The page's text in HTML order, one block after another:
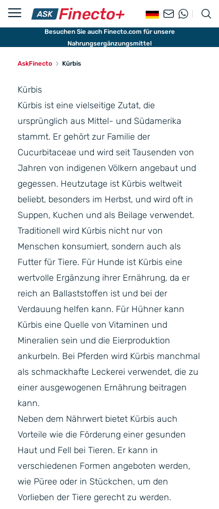
Besuchen Sie auch Finecto.com für unsere
Nahrungsergänzungsmittel
AskFinecto Kürbis
Kürbis
Kürbis ist eine vielseitige Zutat, die
ursprünglich aus Mittel- und Südamerika
stammt. Er gehört zur Familie der
Cucurbitaceae und wird seit Tausenden von
Jahren von indigenen Völkern angebaut und
gegessen. Heutzutage ist Kürbis weltweit
beliebt, besonders im Herbst, und wird oft in
Suppen, Kuchen und als Beilage verwendet.
Traditionell wird Kürbis nicht nur von
Menschen konsumiert, sondern auch als
Futter für Tiere. Für Hunde ist Kürbis eine
wertvolle Ergänzung ihrer Ernährung, da er
reich an Ballaststoffen ist und bei der
Verdauung helfen kann. Für Hühner kann
Kürbis eine Quelle von Vitaminen und
Mineralien sein und die Eierproduktion
ankurbeln. Bei Pferden wird Kürbis manchmal
als schmackhafte Leckerei verwendet, die zu
einer ausgewogenen Ernährung beitragen
kann.
Neben dem Nährwert bietet Kürbis auch
Vorteile wie die Förderung einer gesunden
Haut und Fell bei Tieren. Er kann in
verschiedenen Formen angeboten werden,
wie Püree oder in Stückchen, um den
Vorlieben der Tiere gerecht zu werden.